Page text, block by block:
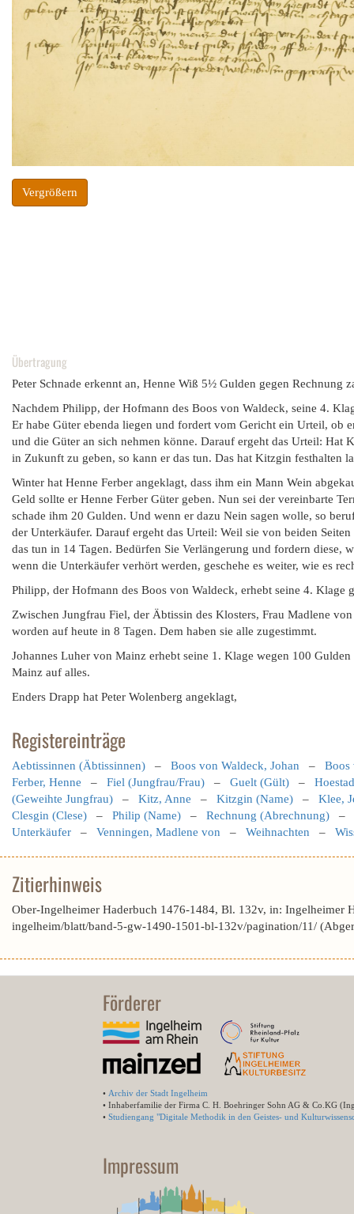
Vergrößern
Übertragung
Peter Schnade erkennt an, Henne Wiß 5½ Gulden gegen Rechnung
Nachdem Philipp, der Hofmann des Boos von Waldeck, seine 4.
Er habe Güter ebenda liegen und fordert vom Gericht ein Urteil, ob
und die Güter an sich nehmen könne. Darauf ergeht das Urteil: Hat
in Zukunft zu geben, so kann er das tun. Das hat Kitzgin festhalten
Winter hat Henne Ferber angeklagt, dass ihm ein Mann Wein
Geld sollte er Henne Ferber Güter geben. Nun sei der vereinbarte
schade ihm 20 Gulden. Und wenn er dazu Nein sagen wolle, so
der Unterkäufer. Darauf ergeht das Urteil: Weil sie von beiden
das tun in 14 Tagen. Bedürfen Sie Verlängerung und fordern diese,
wenn die Unterkäufer verhört werden, geschehe es weiter, wie es
Philipp, der Hofmann des Boos von Waldeck, erhebt seine 4. Klage
Zwischen Jungfrau Fiel, der Äbtissin des Klosters, Frau Madlene
worden auf heute in 8 Tagen. Dem haben sie alle zugestimmt.
Johannes Luher von Mainz erhebt seine 1. Klage wegen 100
Mainz auf alles.
Enders Drapp hat Peter Wolenberg angeklagt,
Registereinträge
Aebtissinnen (Äbtissinnen) – Boos von Waldeck, Johan – Boos
Ferber, Henne – Fiel (Jungfrau/Frau) – Guelt (Gült) –
(Geweihte Jungfrau) – Kitz, Anne – Kitzgin (Name) – Klee,
Clesgin (Clese) – Philip (Name) – Rechnung (Abrechnung) –
Unterkäufer – Venningen, Madlene von – Weihnachten –
Zitierhinweis
Ober-Ingelheimer Haderbuch 1476-1484, Bl. 132v, in: Ingelheimer
ingelheim/blatt/band-5-gw-1490-1501-bl-132v/pagination/11/
Förderer
• Archiv der Stadt Ingelheim
• Inhaberfamilie der Firma C. H. Boehringer Sohn AG & Co.KG
• Studiengang "Digitale Methodik in den Geistes- und
Impressum